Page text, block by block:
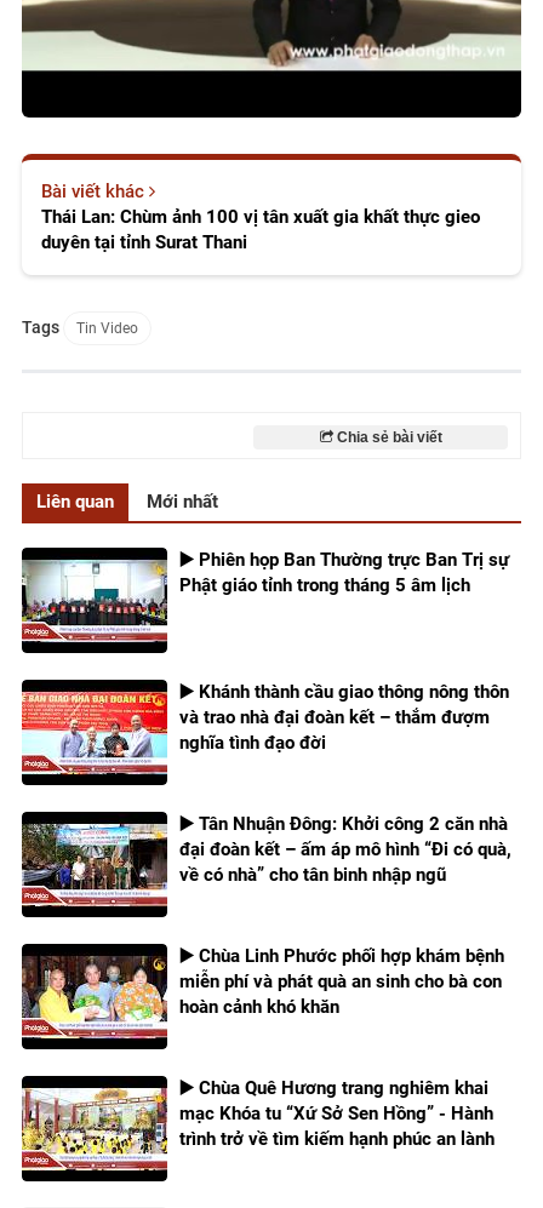
Bài viết khác
Thái Lan: Chùm ảnh 100 vị tân xuất gia khất thực gieo
duyên tại tỉnh Surat Thani
Tags Tin Video
Chia sẻ bài viết
Liên quan Mới nhất
▶️ Phiên họp Ban Thường trực Ban Trị sự
Phật giáo tỉnh trong tháng 5 âm lịch
▶️ Khánh thành cầu giao thông nông thôn
và trao nhà đại đoàn kết – thắm đượm
nghĩa tình đạo đời
▶️ Tân Nhuận Đông: Khởi công 2 căn nhà
đại đoàn kết – ấm áp mô hình “Đi có quà,
về có nhà” cho tân binh nhập ngũ
▶️ Chùa Linh Phước phối hợp khám bệnh
miễn phí và phát quà an sinh cho bà con
hoàn cảnh khó khăn
▶️ Chùa Quê Hương trang nghiêm khai
mạc Khóa tu “Xứ Sở Sen Hồng” - Hành
trình trở về tìm kiếm hạnh phúc an lành